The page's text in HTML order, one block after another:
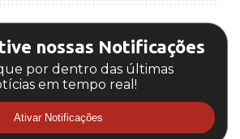
nossas Notificações
por dentro das últimas
em tempo real!
Ativar Notificações